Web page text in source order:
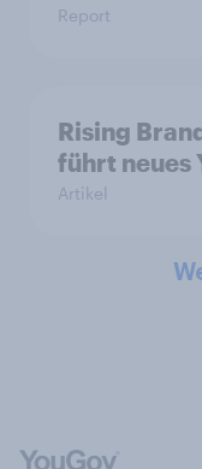
Report
Rising
führt neues
Artikel